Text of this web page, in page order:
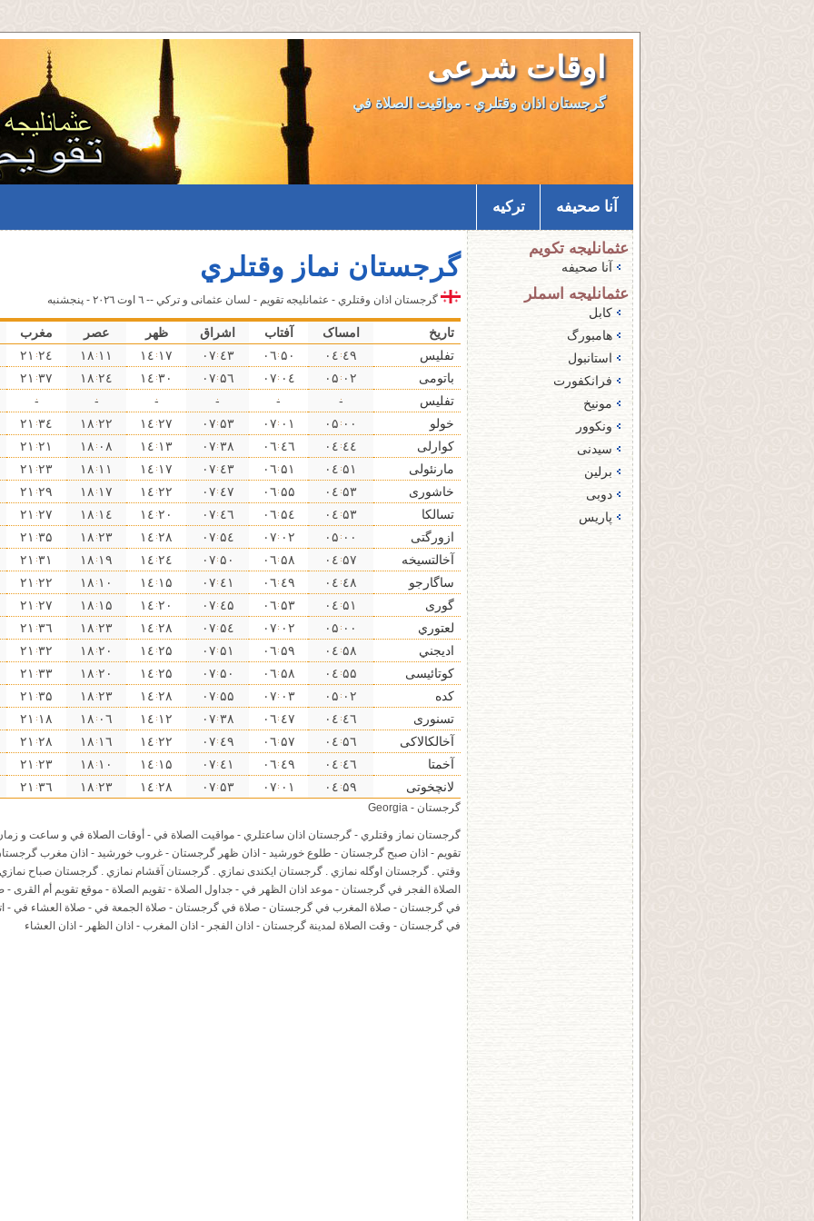
اوقات شرعی
گرجستان اذان وقتلري - مواقيت الصلاة في
آنا صحيفه ترکیه
عثمانليجه تكويم
آنا صحيفه
عثمانليجه اسملر
کابل
هامبورگ
استانبول
فرانکفورت
مونیخ
ونکوور
سیدنی
برلین
دوبی‌
پاریس
گرجستان نماز وقتلري
گرجستان اذان وقتلري - عثمانليجه تقویم - لسان عثمانى و تركي -- ٦ اوت ۲۰۲٦ - پنجشنبه
تاريخ امساک آفتاب اشراق ظهر عصر مغرب
تفلیس
٤٩ ۰٤ ۵۰ ۰٦ ٤۳ ۰٧ ۱٧ ۱٤ ۱۱ ۱٨ ۲٤ ۲۱
باتومی
۰۲ ۰۵ ۰٤ ۰٧ ۵٦ ۰٧ ۳۰ ۱٤ ۲٤ ۱٨ ۳٧ ۲۱
تفلیس
-
-
-
-
-
-
خولو
۰۰ ۰۵ ۰۱ ۰٧ ۵۳ ۰٧ ۲٧ ۱٤ ۲۲ ۱٨ ۳٤ ۲۱
کوارلی
٤٤ ۰٤ ٤٦ ۰٦ ۳٨ ۰٧ ۱۳ ۱٤ ۰٨ ۱٨ ۲۱ ۲۱
مارنئولی
۵۱ ۰٤ ۵۱ ۰٦ ٤۳ ۰٧ ۱٧ ۱٤ ۱۱ ۱٨ ۲۳ ۲۱
خاشوری
۵۳ ۰٤ ۵۵ ۰٦ ٤٧ ۰٧ ۲۲ ۱٤ ۱٧ ۱٨ ۲٩ ۲۱
تسالکا
۵۳ ۰٤ ۵٤ ۰٦ ٤٦ ۰٧ ۲۰ ۱٤ ۱٤ ۱٨ ۲٧ ۲۱
ازورگتی
۰۰ ۰۵ ۰۲ ۰٧ ۵٤ ۰٧ ۲٨ ۱٤ ۲۳ ۱٨ ۳۵ ۲۱
آخالتسیخه
۵٧ ۰٤ ۵٨ ۰٦ ۵۰ ۰٧ ۲٤ ۱٤ ۱٩ ۱٨ ۳۱ ۲۱
ساگارجو
٤٨ ۰٤ ٤٩ ۰٦ ٤۱ ۰٧ ۱۵ ۱٤ ۱۰ ۱٨ ۲۲ ۲۱
گوری
۵۱ ۰٤ ۵۳ ۰٦ ٤۵ ۰٧ ۲۰ ۱٤ ۱۵ ۱٨ ۲٧ ۲۱
لعتوري
۰۰ ۰۵ ۰۲ ۰٧ ۵٤ ۰٧ ۲٨ ۱٤ ۲۳ ۱٨ ۳٦ ۲۱
اديجني
۵٨ ۰٤ ۵٩ ۰٦ ۵۱ ۰٧ ۲۵ ۱٤ ۲۰ ۱٨ ۳۲ ۲۱
کوتائیسی
۵۵ ۰٤ ۵٨ ۰٦ ۵۰ ۰٧ ۲۵ ۱٤ ۲۰ ۱٨ ۳۳ ۲۱
كده
۰۲ ۰۵ ۰۳ ۰٧ ۵۵ ۰٧ ۲٨ ۱٤ ۲۳ ۱٨ ۳۵ ۲۱
تسنوری
٤٦ ۰٤ ٤٧ ۰٦ ۳٨ ۰٧ ۱۲ ۱٤ ۰٦ ۱٨ ۱٨ ۲۱
آخالکالاکی
۵٦ ۰٤ ۵٧ ۰٦ ٤٩ ۰٧ ۲۲ ۱٤ ۱٦ ۱٨ ۲٨ ۲۱
آخمتا
٤٦ ۰٤ ٤٩ ۰٦ ٤۱ ۰٧ ۱۵ ۱٤ ۱۰ ۱٨ ۲۳ ۲۱
لانچخوتی
۵٩ ۰٤ ۰۱ ۰٧ ۵۳ ۰٧ ۲٨ ۱٤ ۲۳ ۱٨ ۳٦ ۲۱
گرجستان - Georgia
گرجستان نماز وقتلري - گرجستان اذان ساعتلري - مواقيت الصلاة في - أوقات الصلاة في و ساعت و
تقویم - اذان صبح گرجستان - طلوع خورشید - اذان ظهر گرجستان - غروب خورشید - اذان مغرب
وقتي . گرجستان اوگله نمازي . گرجستان ايكندى نمازي . گرجستان آقشام نمازي . گرجستان صباح
الصلاة الفجر في گرجستان - موعد اذان الظهر في - جداول الصلاة - تقويم الصلاة - موقع تقويم أم القرى -
في گرجستان - صلاة المغرب في گرجستان - صلاة في گرجستان - صلاة الجمعة في - صلاة العشاء في -
في گرجستان - وقت الصلاة لمدينة گرجستان - اذان الفجر - اذان المغرب - اذان الظهر - اذان العشاء